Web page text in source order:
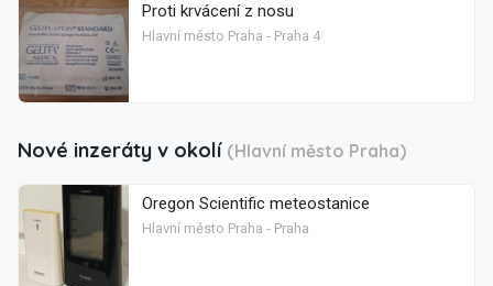
Proti krvácení z nosu
Hlavní město Praha - Praha 4
Nové inzeráty v okolí (Hlavní město Praha)
Oregon Scientific meteostanice
Hlavní město Praha - Praha